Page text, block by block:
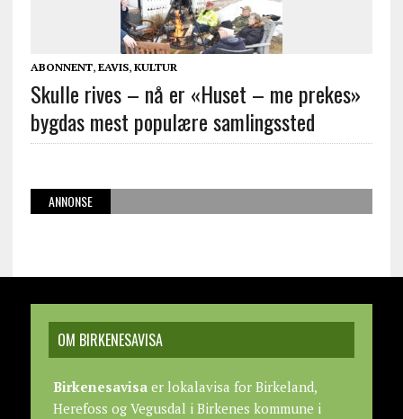
ABONNENT, EAVIS, KULTUR
Skulle rives – nå er «Huset – me prekes»
bygdas mest populære samlingssted
ANNONSE
OM BIRKENESAVISA
Birkenesavisaer lokalavisa for Birkeland,
Herefoss og Vegusdal i Birkenes kommune i